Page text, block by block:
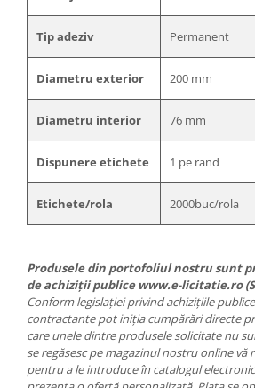
Tip adeziv Permanent
Diametru exterior 200 mm
Diametru interior 76 mm
Dispunere etichete 1 pe rand
Etichete/rola 2000buc/rola
Produsele din portofoliul nostru sunt
de achiziții publice www.e-licitatie.ro
Conform legislației privind achizițiile
contractante pot iniția cumpărări directe
care unele dintre produsele solicitate nu
se regăsesc pe magazinul nostru online vă
pentru a le introduce în catalogul